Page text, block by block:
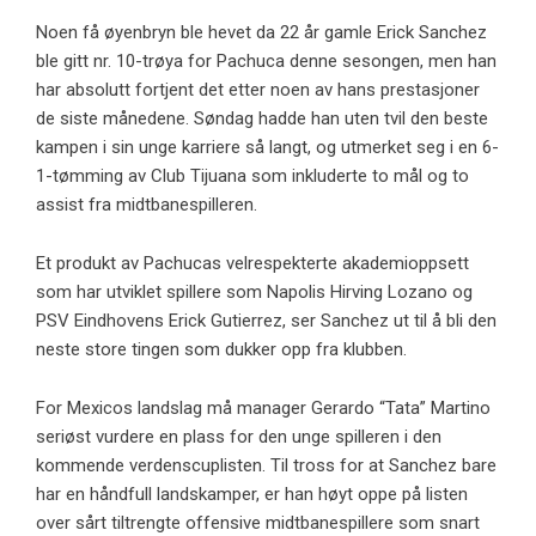
Noen få øyenbryn ble hevet da 22 år gamle Erick Sanchez
ble gitt nr. 10-trøya for Pachuca denne sesongen, men han
har absolutt fortjent det etter noen av hans prestasjoner
de siste månedene. Søndag hadde han uten tvil den beste
kampen i sin unge karriere så langt, og utmerket seg i en 6-
1-tømming av Club Tijuana som inkluderte to mål og to
assist fra midtbanespilleren.
Et produkt av Pachucas velrespekterte akademioppsett
som har utviklet spillere som Napolis Hirving Lozano og
PSV Eindhovens Erick Gutierrez, ser Sanchez ut til å bli den
neste store tingen som dukker opp fra klubben.
For Mexicos landslag må manager Gerardo “Tata” Martino
seriøst vurdere en plass for den unge spilleren i den
kommende verdenscuplisten. Til tross for at Sanchez bare
har en håndfull landskamper, er han høyt oppe på listen
over sårt tiltrengte offensive midtbanespillere som snart